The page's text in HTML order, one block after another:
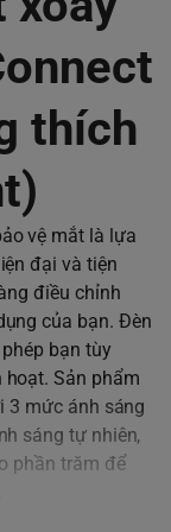
thích
vệ mắt là lựa
đại và tiện
điều chỉnh
của bạn. Đèn
bạn tùy
hoạt. Sản phẩm
3 mức ánh sáng
sáng tự nhiên,
phần trăm để
tạo nên sự